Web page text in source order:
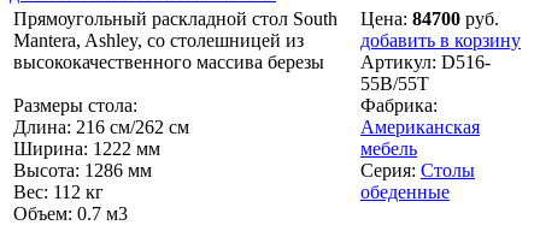
Прямоугольный раскладной стол South
Mantera, Ashley, со столешницей из
высококачественного массива березы
Размеры стола:
Длина: 216 см/262 см
Ширина: 1222 мм
Высота: 1286 мм
Вес: 112 кг
Объем: 0.7 м3
Цена: 84700 руб.
добавить в корзину
Артикул: D516-
55B/55T
Фабрика:
Американская
мебель
Серия: Столы
обеденные